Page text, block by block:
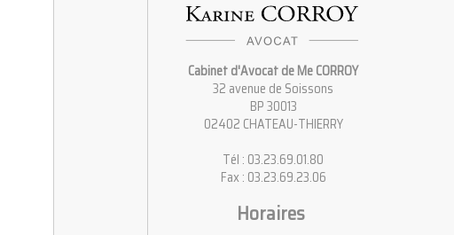
Cabinet d'Avocat de Me CORROY
32 avenue de Soissons
BP 30013
02402 CHATEAU-THIERRY
Tél : 03.23.69.01.80
Fax : 03.23.69.23.06
Horaires